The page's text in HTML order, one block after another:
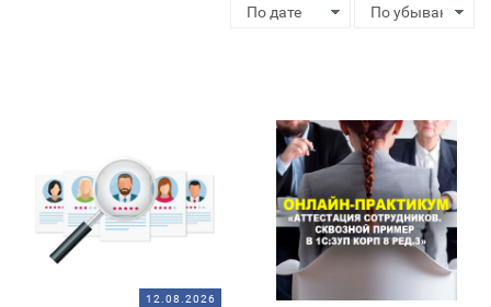
12.08.2026